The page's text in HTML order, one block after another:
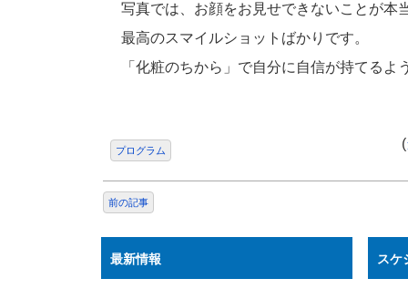
写真では、お顔をお見せできないことが本
最高のスマイルショットばかりです。
「化粧のちから」で自分に自信が持てるよ
プログラム (
前の記事
最新情報 スケ